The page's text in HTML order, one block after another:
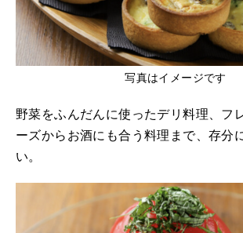
写真はイメージです
野菜をふんだんに使ったデリ料理、フ
ーズからお酒にも合う料理まで、存分
い。